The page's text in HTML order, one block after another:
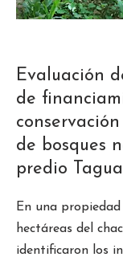
Evaluación
de
conservación
de bosques
predio
En una propiedad
hectáreas del
identificaron los